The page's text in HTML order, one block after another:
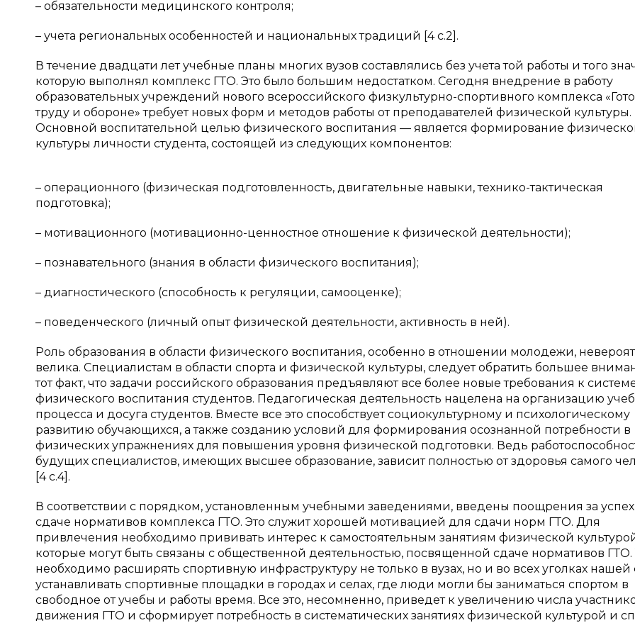
– обязательности медицинского контроля;
– учета региональных особенностей и национальных традиций [4 c.2].
В течение двадцати лет учебные планы многих вузов составлялись без учета той работы и того
которую выполнял комплекс ГТО. Это было большим недостатком. Сегодня внедрение в работу
образовательных учреждений нового всероссийского физкультурно-спортивного комплекса
труду и обороне» требует новых форм и методов работы от преподавателей физической культуры.
Основной воспитательной целью физического воспитания — является формирование
культуры личности студента, состоящей из следующих компонентов:
– операционного (физическая подготовленность, двигательные навыки, технико-тактическая
подготовка);
– мотивационного (мотивационно-ценностное отношение к физической деятельности);
– познавательного (знания в области физического воспитания);
– диагностического (способность к регуляции, самооценке);
– поведенческого (личный опыт физической деятельности, активность в ней).
Роль образования в области физического воспитания, особенно в отношении молодежи,
велика. Специалистам в области спорта и физической культуры, следует обратить большее
тот факт, что задачи российского образования предъявляют все более новые требования к
физического воспитания студентов. Педагогическая деятельность нацелена на организацию
процесса и досуга студентов. Вместе все это способствует социокультурному и психологическому
развитию обучающихся, а также созданию условий для формирования осознанной потребности в
физических упражнениях для повышения уровня физической подготовки. Ведь
будущих специалистов, имеющих высшее образование, зависит полностью от здоровья самого
[4 c.4].
В соответствии с порядком, установленным учебными заведениями, введены поощрения за
сдаче нормативов комплекса ГТО. Это служит хорошей мотивацией для сдачи норм ГТО. Для
привлечения необходимо прививать интерес к самостоятельным занятиям физической
которые могут быть связаны с общественной деятельностью, посвященной сдаче нормативов ГТО.
необходимо расширять спортивную инфраструктуру не только в вузах, но и во всех уголках нашей
устанавливать спортивные площадки в городах и селах, где люди могли бы заниматься спортом в
свободное от учебы и работы время. Все это, несомненно, приведет к увеличению числа
движения ГТО и сформирует потребность в систематических занятиях физической культурой и